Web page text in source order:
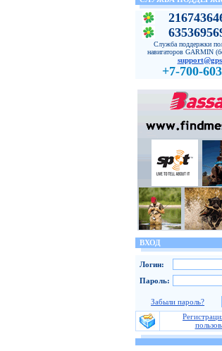
Служба поддержки
навигаторов GARMIN
+7-700-
ВХОД
Логин:
Пароль:
Забыли пароль?